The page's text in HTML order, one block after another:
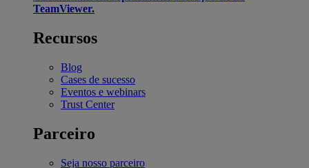
TeamViewer.
Recursos
Blog
Cases de sucesso
Eventos e webinars
Trust Center
Parceiro
Seja nosso parceiro